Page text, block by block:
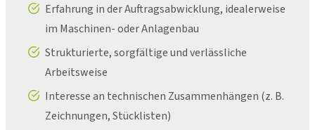
Erfahrung in der Auftragsabwicklung, idealerweise
im Maschinen- oder Anlagenbau
Strukturierte, sorgfältige und verlässliche
Arbeitsweise
Interesse an technischen Zusammenhängen (z. B.
Zeichnungen, Stücklisten)